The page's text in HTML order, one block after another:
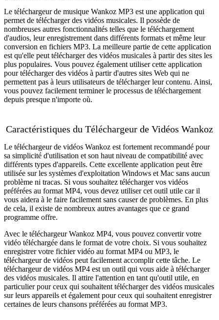
Le téléchargeur de musique Wankoz MP3 est une application qui
permet de télécharger des vidéos musicales. Il possède de
nombreuses autres fonctionnalités telles que le téléchargement
d'audios, leur enregistrement dans différents formats et même leur
conversion en fichiers MP3. La meilleure partie de cette application
est qu'elle peut télécharger des vidéos musicales à partir des sites les
plus populaires. Vous pouvez également utiliser cette application
pour télécharger des vidéos à partir d'autres sites Web qui ne
permettent pas à leurs utilisateurs de télécharger leur contenu. Ainsi,
vous pouvez facilement terminer le processus de téléchargement
depuis presque n'importe où.
Caractéristiques du Téléchargeur de Vidéos Wankoz
Le téléchargeur de vidéos Wankoz est fortement recommandé pour
sa simplicité d'utilisation et son haut niveau de compatibilité avec
différents types d'appareils. Cette excellente application peut être
utilisée sur les systèmes d'exploitation Windows et Mac sans aucun
problème ni tracas. Si vous souhaitez télécharger vos vidéos
préférées au format MP4, vous devez utiliser cet outil utile car il
vous aidera à le faire facilement sans causer de problèmes. En plus
de cela, il existe de nombreux autres avantages que ce grand
programme offre.
Avec le téléchargeur Wankoz MP4, vous pouvez convertir votre
vidéo téléchargée dans le format de votre choix. Si vous souhaitez
enregistrer votre fichier vidéo au format MP4 ou MP3, le
téléchargeur de vidéos peut facilement accomplir cette tâche. Le
téléchargeur de vidéos MP4 est un outil qui vous aide à télécharger
des vidéos musicales. Il attire l'attention en tant qu'outil utile, en
particulier pour ceux qui souhaitent télécharger des vidéos musicales
sur leurs appareils et également pour ceux qui souhaitent enregistrer
certaines de leurs chansons préférées au format MP3.